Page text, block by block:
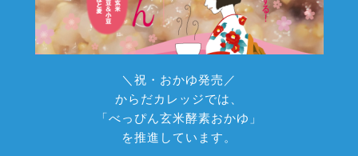
＼祝・おかゆ発売／
からだカレッジでは、
「べっぴん玄米酵素おかゆ」
を推進しています。